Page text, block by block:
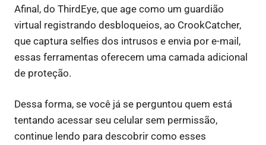
Afinal, do ThirdEye, que age como um guardião
virtual registrando desbloqueios, ao CrookCatcher,
que captura selfies dos intrusos e envia por e-mail,
essas ferramentas oferecem uma camada adicional
de proteção.
Dessa forma, se você já se perguntou quem está
tentando acessar seu celular sem permissão,
continue lendo para descobrir como esses